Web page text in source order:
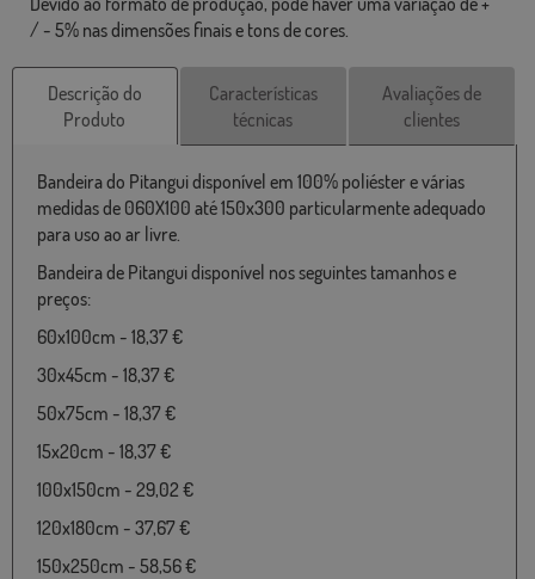
/ - 5% nas dimensões finais e tons de cores.
Descrição do
Produto
Características
técnicas
Avaliações de
clientes
Bandeira do Pitangui disponível em 100% poliéster e várias
medidas de 060X100 até 150x300 particularmente adequado
para uso ao ar livre.
Bandeira de Pitangui disponível nos seguintes tamanhos e
preços:
60x100cm - 18,37 €
30x45cm - 18,37 €
50x75cm - 18,37 €
15x20cm - 18,37 €
100x150cm - 29,02 €
120x180cm - 37,67 €
150x250cm - 58,56 €